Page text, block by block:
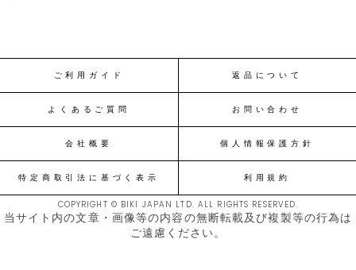
ご利用ガイド 返品について
よくあるご質問 お問い合わせ
会社概要 個人情報保護方針
特定商取引法に基づく表示 利用規約
COPYRIGHT © BIKI JAPAN LTD. ALL RIGHTS RESERVED.
当サイト内の文章・画像等の内容の無断転載及び複製等の行為は
ご遠慮ください。